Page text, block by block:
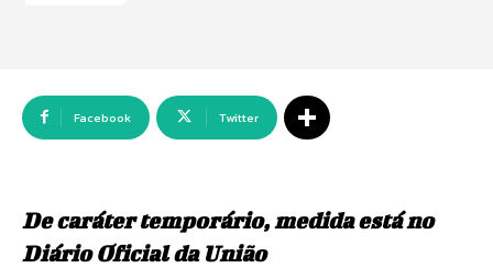
Facebook Twitter
De caráter temporário, medida está no
Diário Oficial da União